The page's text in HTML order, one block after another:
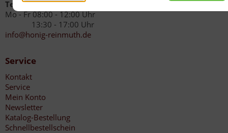
Telefonzeiten
Mo - Fr 08:00 - 12:00 Uhr
13:30 - 17:00 Uhr
info@honig-reinmuth.de
Service
Kontakt
Service
Mein Konto
Newsletter
Katalog-Bestellung
Schnellbestellschein